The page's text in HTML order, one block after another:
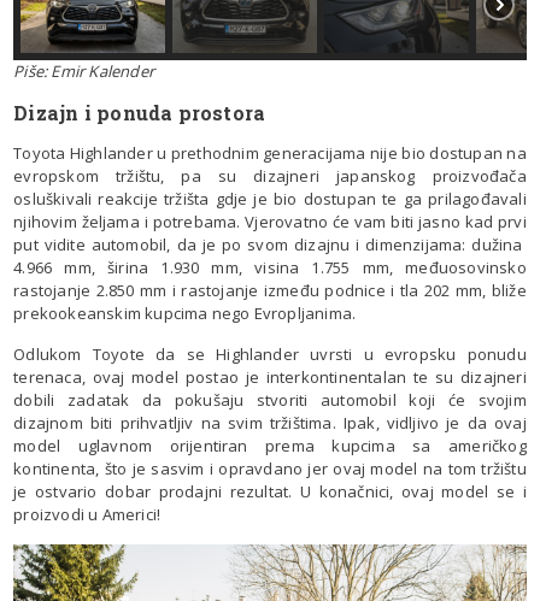
Piše: Emir Kalender
Dizajn i ponuda prostora
Toyota Highlander u prethodnim generacijama nije bio dostupan na
evropskom tržištu, pa su dizajneri japanskog proizvođača
osluškivali reakcije tržišta gdje je bio dostupan te ga prilagođavali
njihovim željama i potrebama. Vjerovatno će vam biti jasno kad prvi
put vidite automobil, da je po svom dizajnu i dimenzijama: dužina
4.966 mm, širina 1.930 mm, visina 1.755 mm, međuosovinsko
rastojanje 2.850 mm i rastojanje između podnice i tla 202 mm, bliže
prekookeanskim kupcima nego Evropljanima.
Odlukom Toyote da se Highlander uvrsti u evropsku ponudu
terenaca, ovaj model postao je interkontinentalan te su dizajneri
dobili zadatak da pokušaju stvoriti automobil koji će svojim
dizajnom biti prihvatljiv na svim tržištima. Ipak, vidljivo je da ovaj
model uglavnom orijentiran prema kupcima sa američkog
kontinenta, što je sasvim i opravdano jer ovaj model na tom tržištu
je ostvario dobar prodajni rezultat. U konačnici, ovaj model se i
proizvodi u Americi!